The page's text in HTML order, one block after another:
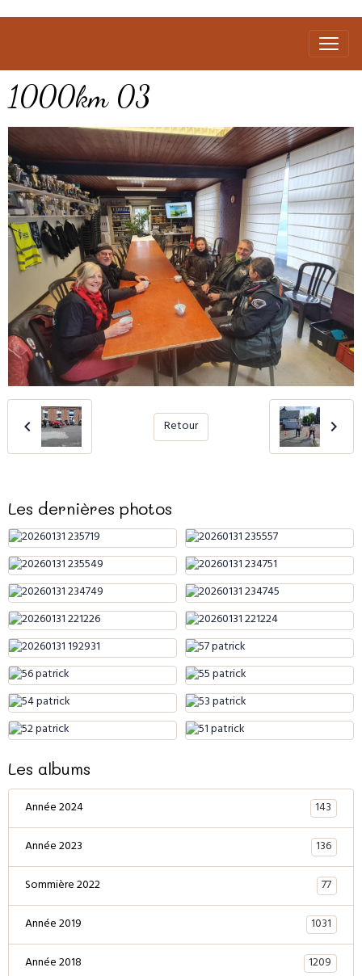
1000km 03
Retour
Les dernières photos
Les albums
Année 2024
143
Année 2023
136
Sommière 2022
77
Année 2019
1031
Année 2018
1209